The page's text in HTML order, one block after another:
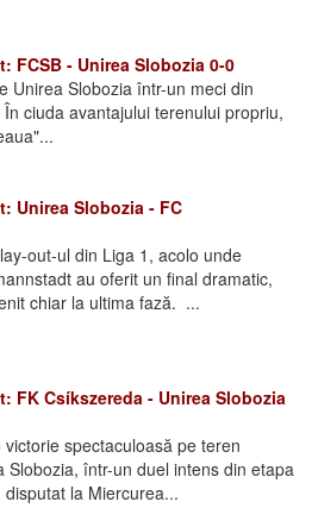
FCSB - Unirea Slobozia 0-0
Unirea Slobozia într-un meci din
ciuda avantajului terenului propriu,
Unirea Slobozia - FC
out-ul din Liga 1, acolo unde
au oferit un final dramatic,
chiar la ultima fază. ...
FK Csíkszereda - Unirea Slobozia
spectaculoasă pe teren
într-un duel intens din etapa
la Miercurea...